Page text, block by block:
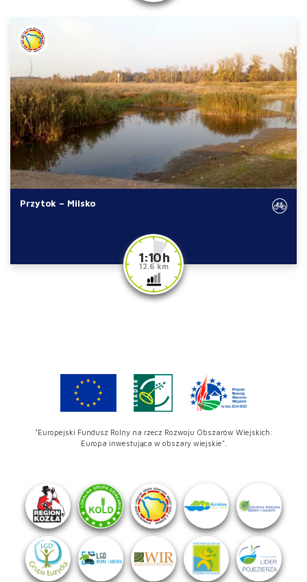
Przytok – Milsko
1:10 h
12.6 km
"Europejski Fundusz Rolny na rzecz Rozwoju Obszarów Wiejskich:
Europa inwestująca w obszary wiejskie".